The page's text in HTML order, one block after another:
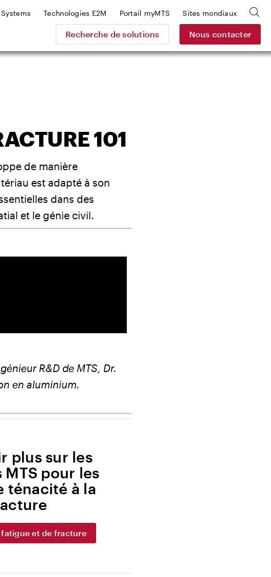
Recherche de solutions Nous contacter
Technologies E2M Portail myMTS Sites mondiaux
101
de manière
est adapté à son
dans des
et le génie civil.
R&D de MTS, Dr.
en aluminium.
plus sur les
pour les
ténacité à la
et de fracture